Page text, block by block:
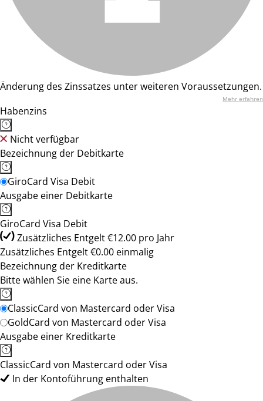
Änderung des Zinssatzes unter weiteren Voraussetzungen.
Mehr erfahren
Habenzins
Nicht verfügbar
Bezeichnung der Debitkarte
GiroCard Visa Debit
Ausgabe einer Debitkarte
GiroCard Visa Debit
Zusätzliches Entgelt €12.00 pro Jahr
Zusätzliches Entgelt €0.00 einmalig
Bezeichnung der Kreditkarte
Bitte wählen Sie eine Karte aus.
ClassicCard von Mastercard oder Visa
GoldCard von Mastercard oder Visa
Ausgabe einer Kreditkarte
ClassicCard von Mastercard oder Visa
In der Kontoführung enthalten